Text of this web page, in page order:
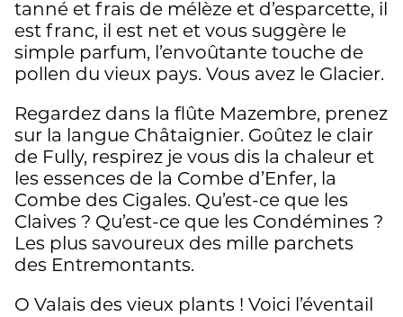
tanné et frais de mélèze et d’esparcette, il
est franc, il est net et vous suggère le
simple parfum, l’envoûtante touche de
pollen du vieux pays. Vous avez le Glacier.
Regardez dans la flûte Mazembre, prenez
sur la langue Châtaignier. Goûtez le clair
de Fully, respirez je vous dis la chaleur et
les essences de la Combe d’Enfer, la
Combe des Cigales. Qu’est-ce que les
Claives ? Qu’est-ce que les Condémines ?
Les plus savoureux des mille parchets
des Entremontants.
O Valais des vieux plants ! Voici l’éventail